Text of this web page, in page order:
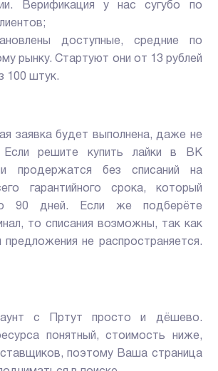
Верификация у нас сугубо по
доступные, средние по
рынку. Стартуют они от 13 рублей
100 штук.
заявка будет выполнена, даже не
Если решите купить лайки в ВК
продержатся без списаний на
гарантийного срока, который
90 дней. Если же подберёте
то списания возможны, так как
предложения не распространяется.
с Пртут просто и дёшево.
понятный, стоимость ниже,
поэтому Ваша страница